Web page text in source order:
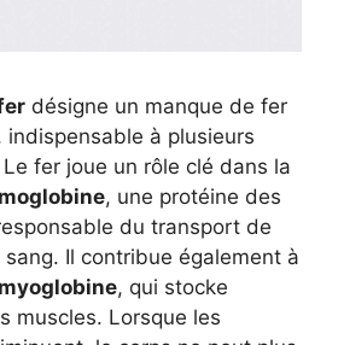
désigne un manque de fer
indispensable à plusieurs
fer joue un rôle clé dans la
, une protéine des
du transport de
sang. Il contribue également à
myoglobine, qui stocke
muscles. Lorsque les